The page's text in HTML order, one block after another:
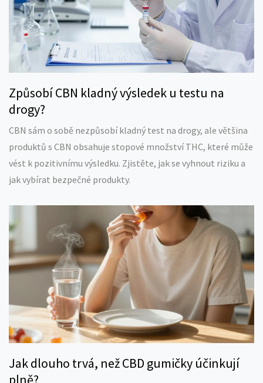
Způsobí CBN kladný výsledek u testu na
drogy?
CBN sám o sobě nezpůsobí kladný test na drogy, ale většina
produktů s CBN obsahuje stopové množství THC, které může
vést k pozitivnímu výsledku. Zjistěte, jak se vyhnout riziku a
jak vybírat bezpečné produkty.
Jak dlouho trvá, než CBD gumičky účinkují
plně?